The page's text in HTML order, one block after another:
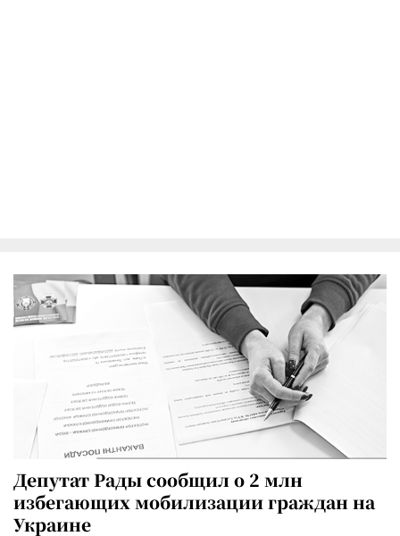
Депутат Рады сообщил о 2 млн
избегающих мобилизации граждан на
Украине